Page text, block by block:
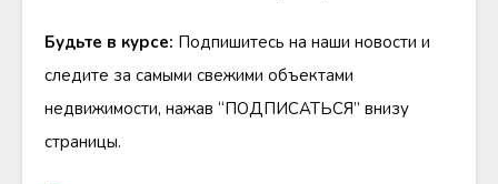
Будьте в курсе: Подпишитесь на наши новости и
следите за самыми свежими объектами
недвижимости, нажав “ПОДПИСАТЬСЯ” внизу
страницы.